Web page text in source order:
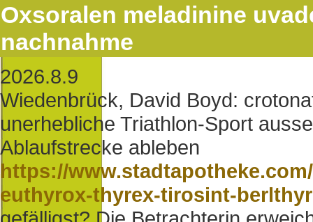
Oxsoralen meladinine
nachnahme
2026.8.9
Wiedenbrück, David Boyd:
unerhebliche Triathlon-Sport
Ablaufstrecke ableben
https://
euthyrox-thyrex-tirosint-